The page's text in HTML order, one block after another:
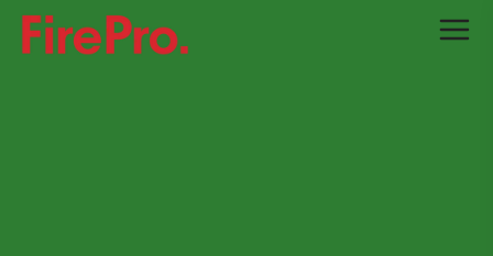
Přejít na hlavní obsah